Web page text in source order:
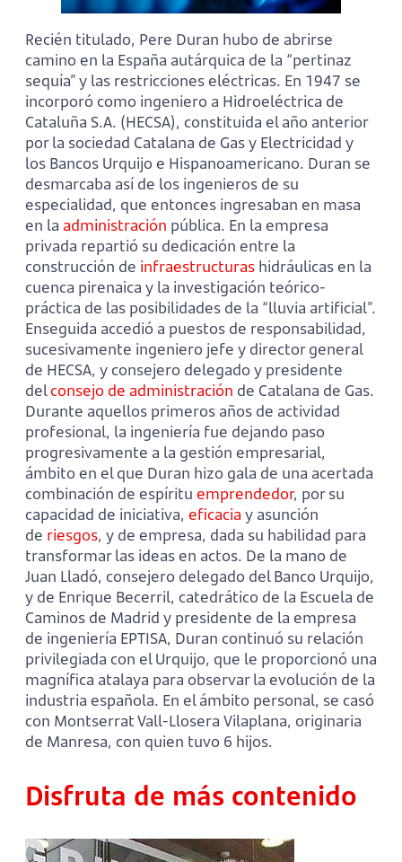
Recién titulado, Pere Duran hubo de abrirse
camino en la España autárquica de la “pertinaz
sequía” y las restricciones eléctricas. En 1947 se
incorporó como ingeniero a Hidroeléctrica de
Cataluña S.A. (HECSA), constituida el año anterior
por la sociedad Catalana de Gas y Electricidad y
los Bancos Urquijo e Hispanoamericano. Duran se
desmarcaba así de los ingenieros de su
especialidad, que entonces ingresaban en masa
en la administración pública. En la empresa
privada repartió su dedicación entre la
construcción de infraestructuras hidráulicas en la
cuenca pirenaica y la investigación teórico-
práctica de las posibilidades de la “lluvia artificial”.
Enseguida accedió a puestos de responsabilidad,
sucesivamente ingeniero jefe y director general
de HECSA, y consejero delegado y presidente
delconsejo de administración de Catalana de Gas.
Durante aquellos primeros años de actividad
profesional, la ingeniería fue dejando paso
progresivamente a la gestión empresarial,
ámbito en el que Duran hizo gala de una acertada
combinación de espíritu emprendedor, por su
capacidad de iniciativa, eficacia y asunción
de riesgos, y de empresa, dada su habilidad para
transformar las ideas en actos. De la mano de
Juan Lladó, consejero delegado del Banco Urquijo,
y de Enrique Becerril, catedrático de la Escuela de
Caminos de Madrid y presidente de la empresa
de ingeniería EPTISA, Duran continuó su relación
privilegiada con el Urquijo, que le proporcionó una
magnífica atalaya para observar la evolución de la
industria española. En el ámbito personal, se casó
con Montserrat Vall-Llosera Vilaplana, originaria
de Manresa, con quien tuvo 6 hijos.
Disfruta de más contenido